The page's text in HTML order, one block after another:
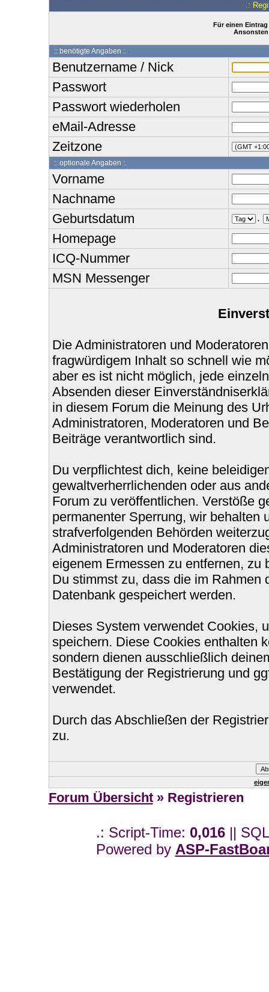
.:
Für einen
:: benötigte Angaben :.
Benutzername / Nick
Passwort
Passwort wiederholen
eMail-Adresse
Zeitzone
:: optionale Angaben :.
Vorname
Nachname
Geburtsdatum
.
Homepage
ICQ-Nummer
MSN Messenger
Die Administratoren und
fragwürdigem Inhalt so schnell wie
aber es ist nicht möglich, jede
Absenden dieser
in diesem Forum die Meinung des
Administratoren, Moderatoren und
Beiträge verantwortlich sind.
Du verpflichtest dich, keine
gewaltverherrlichenden oder aus
Forum zu veröffentlichen. Verstöße
permanenter Sperrung, wir behalten
strafverfolgenden Behörden
Administratoren und Moderatoren
eigenem Ermessen zu entfernen, zu
Du stimmst zu, dass die im Rahmen
Datenbank gespeichert werden.
Dieses System verwendet Cookies,
speichern. Diese Cookies enthalten
sondern dienen ausschließlich
Bestätigung der Registrierung und
verwendet.
Durch das Abschließen der
zu.
Forum Übersicht» Registrieren
.: Script-Time: 0,016||
Powered by ASP-